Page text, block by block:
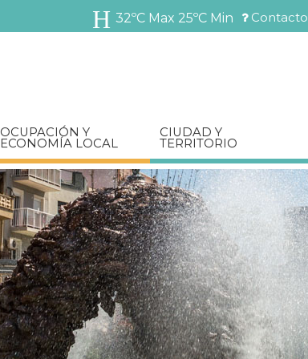
Pasar
al
Menú
Contacto
32ºC Max 25ºC Min
OCUPACIÓN Y
ECONOMÍA LOCAL
CIUDAD Y
TERRITORIO